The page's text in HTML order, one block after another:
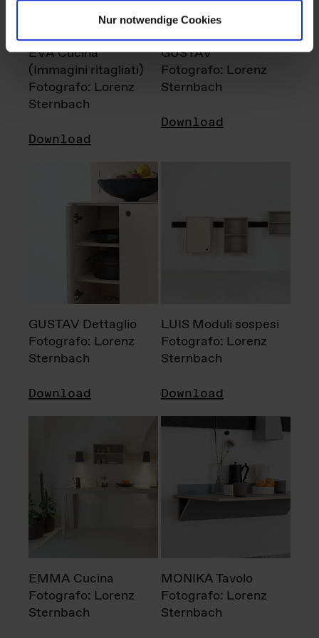
Nur notwendige Cookies
EVA Cucina
(Immagini ritagliati)
Fotografo: Lorenz
Sternbach
Download
GUSTAV
Fotografo: Lorenz
Sternbach
Download
GUSTAV Dettaglio
Fotografo: Lorenz
Sternbach
Download
LUIS Moduli sospesi
Fotografo: Lorenz
Sternbach
Download
EMMA Cucina
Fotografo: Lorenz
Sternbach
MONIKA Tavolo
Fotografo: Lorenz
Sternbach